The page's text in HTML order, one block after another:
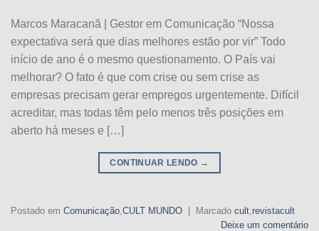
Marcos Maracanã | Gestor em Comunicação “Nossa
expectativa será que dias melhores estão por vir” Todo
início de ano é o mesmo questionamento. O País vai
melhorar? O fato é que com crise ou sem crise as
empresas precisam gerar empregos urgentemente. Difícil
acreditar, mas todas têm pelo menos três posições em
aberto há meses e […]
CONTINUAR LENDO →
Postado em Comunicação CULT MUNDO Marcado cult revistacult
Deixe um comentário